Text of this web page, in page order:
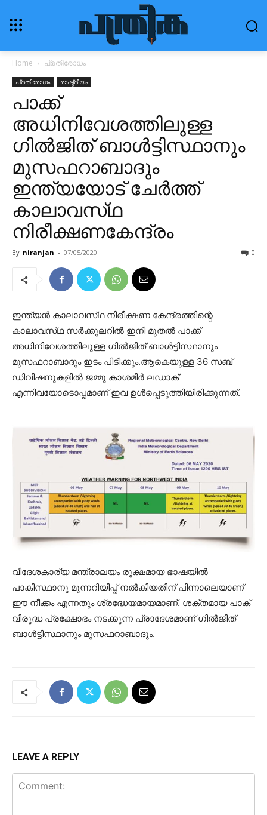
Home പ്രതിരോധം
പ്രതിരോധം രാഷ്ട്രീയം
പാക്ക്
അധിനിവേശത്തിലുള്ള
ഗിൽജിത് ബാൾട്ടിസ്ഥാനും
മുസഫറാബാദും
ഇന്ത്യയോട് ചേർത്ത്
കാലാവസ്‌ഥ
നിരീക്ഷണകേന്ദ്രം
By niranjan - 07/05/2020 0
ഇന്ത്യൻ കാലാവസ്‌ഥ നിരീക്ഷണ കേന്ദ്രത്തിന്റെ
കാലാവസ്‌ഥ സർക്കുലറിൽ ഇനി മുതൽ പാക്ക്
അധിനിവേശത്തിലുള്ള ഗിൽജിത് ബാൾട്ടിസ്ഥാനും
മുസഫറാബാദും ഇടം പിടിക്കും.ആകെയുള്ള 36 സബ്
ഡിവിഷനുകളിൽ ജമ്മു കാശമിർ ലഡാക്
എന്നിവയോടൊപ്പമാണ് ഇവ ഉൾപ്പെടുത്തിയിരിക്കുന്നത്.
വിദേശകാര്യ മന്ത്രാലയം രൂക്ഷമായ ഭാഷയിൽ
പാകിസ്ഥാനു മുന്നറിയിപ്പ് നൽകിയതിന് പിന്നാലെയാണ്
ഈ നീക്കം എന്നതും ശ്രദ്ധേയമായമാണ്. ശക്തമായ പാക്
വിരുദ്ധ പ്രക്ഷോഭം നടക്കുന്ന പ്രാദേശമാണ് ഗിൽജിത്
ബാൾട്ടിസ്ഥാനും മുസഫറാബാദും.
LEAVE A REPLY